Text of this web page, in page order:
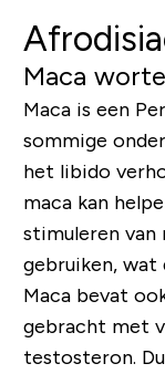
Maca
Maca is een
sommige
het libido
maca kan
stimuleren van
gebruiken, wat
Maca bevat
gebracht met
testosteron.